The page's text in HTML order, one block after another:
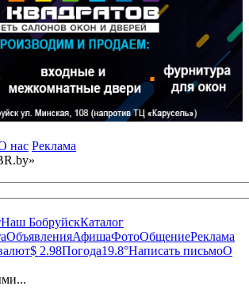
нас Реклама
Наш БобруйскКаталог
ОбъявленияАфишаФотоОбщениеРеклама
$ 2.98Погода19.8°Написать письмоО